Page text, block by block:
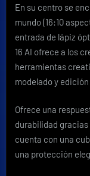
En su centro se
mundo (16:10
entrada de lápiz
16 AI ofrece a los
herramientas
modelado y
Ofrece una
durabilidad gracias
cuenta con una
una protección